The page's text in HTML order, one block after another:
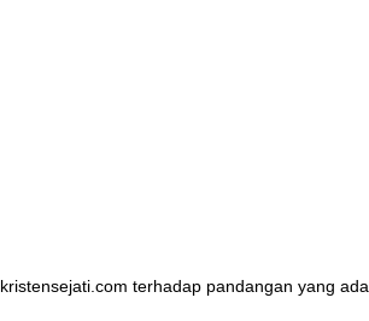
terhadap pandangan yang ada